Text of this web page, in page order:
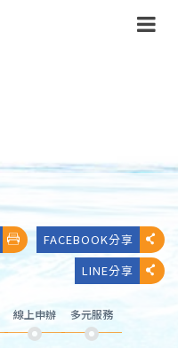
FACEBOOK分享
LINE分享
線上申辦 多元服務